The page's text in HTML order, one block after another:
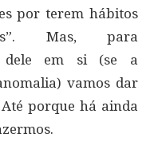
por terem hábitos
Mas, para
dele em si (se a
vamos dar
porque há ainda